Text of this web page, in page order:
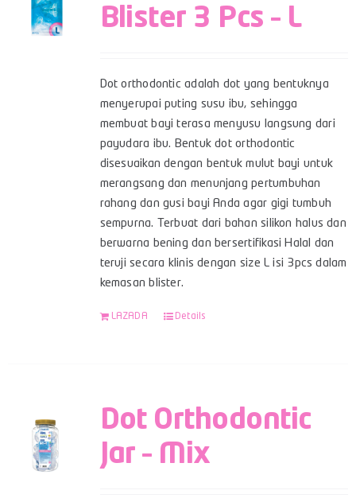
Blister 3 Pcs – L
Dot orthodontic adalah dot yang bentuknya
menyerupai puting susu ibu, sehingga
membuat bayi terasa menyusu langsung dari
payudara ibu. Bentuk dot orthodontic
disesuaikan dengan bentuk mulut bayi untuk
merangsang dan menunjang pertumbuhan
rahang dan gusi bayi Anda agar gigi tumbuh
sempurna. Terbuat dari bahan silikon halus dan
berwarna bening dan bersertifikasi Halal dan
teruji secara klinis dengan size L isi 3pcs dalam
kemasan blister.
LAZADA Details
Dot Orthodontic
Jar – Mix